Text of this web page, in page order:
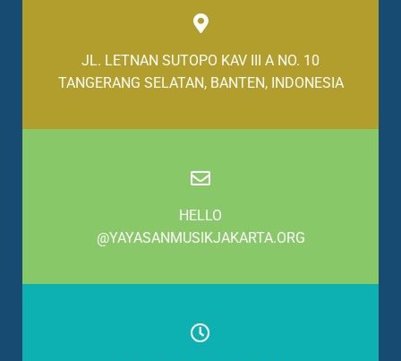
JL. LETNAN SUTOPO KAV III A NO. 10
TANGERANG SELATAN, BANTEN, INDONESIA
HELLO
@YAYASANMUSIKJAKARTA.ORG